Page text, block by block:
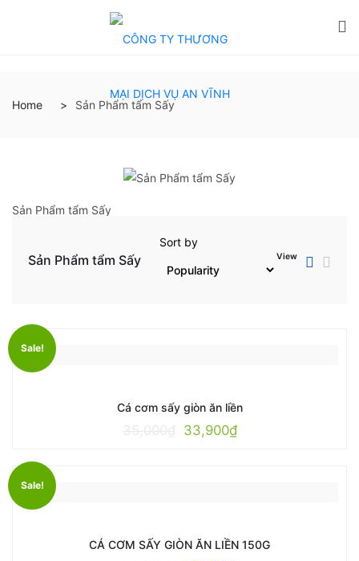
Home Sản Phẩm tẩm Sấy
Sản Phẩm tẩm Sấy
Sản Phẩm tẩm Sấy
Sort by
View
Sale!
Cá cơm sấy giòn ăn liền
33,900₫
Sale!
CÁ CƠM SẤY GIÒN ĂN LIỀN 150G